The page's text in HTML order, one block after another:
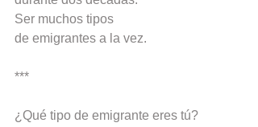
Ser muchos tipos
de emigrantes a la vez.
***
¿Qué tipo de emigrante eres tú?